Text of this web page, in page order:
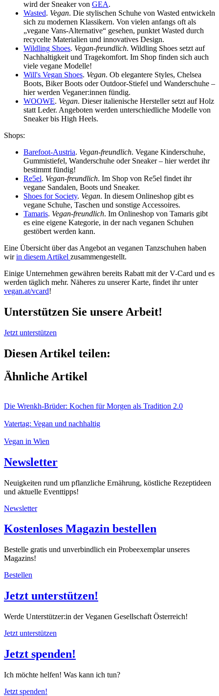
wird der Sneaker von GEA.
Wasted. Vegan. Die stylischen Schuhe von Wasted entwickeln
sich zu modernen Klassikern. Von vielen anfangs oft als
„vegane Vans-Alternative“ gesehen, punktet Wasted durch
recycelte Materialien und innovatives Design.
Wildling Shoes. Vegan-freundlich. Wildling Shoes setzt auf
Nachhaltigkeit und Tragekomfort. Im Shop finden sich auch
viele vegane Modelle!
Will's Vegan Shoes. Vegan. Ob elegantere Styles, Chelsea
Boots, Biker Boots oder Outdoor-Stiefel und Wanderschuhe –
hier werden Veganer:innen fündig.
WOOWE. Vegan. Dieser italienische Hersteller setzt auf Holz
statt Leder. Angeboten werden unterschiedliche Modelle von
Sneaker bis High Heels.
Shops:
Barefoot-Austria. Vegan-freundlich. Vegane Kinderschuhe,
Gummistiefel, Wanderschuhe oder Sneaker – hier werdet ihr
bestimmt fündig!
Re5el. Vegan-freundlich. Im Shop von Re5el findet ihr
vegane Sandalen, Boots und Sneaker.
Shoes for Society. Vegan. In diesem Onlineshop gibt es
vegane Schuhe, Taschen und sonstige Accessoires.
Tamaris. Vegan-freundlich. Im Onlineshop von Tamaris gibt
es eine eigene Kategorie, in der nach veganen Schuhen
gestöbert werden kann.
Eine Übersicht über das Angebot an veganen Tanzschuhen haben
wirin diesem Artikel zusammengestellt.
Einige Unternehmen gewähren bereits Rabatt mit der V-Card und es
werden täglich mehr. Näheres zu unserer Karte, findet ihr unter
vegan.at/vcard!
Unterstützen Sie unsere Arbeit!
Jetzt unterstützen
Diesen Artikel teilen:
Ähnliche Artikel
Die Wrenkh-Brüder: Kochen für Morgen als Tradition 2.0
Vatertag: Vegan und nachhaltig
Vegan in Wien
Newsletter
Neuigkeiten rund um pflanzliche Ernährung, köstliche Rezeptideen
und aktuelle Eventtipps!
Newsletter
Kostenloses Magazin bestellen
Bestelle gratis und unverbindlich ein Probeexemplar unseres
Magazins!
Bestellen
Jetzt unterstützen!
Werde Unterstützer:in der Veganen Gesellschaft Österreich!
Jetzt unterstützen
Jetzt spenden!
Ich möchte helfen! Was kann ich tun?
Jetzt spenden!